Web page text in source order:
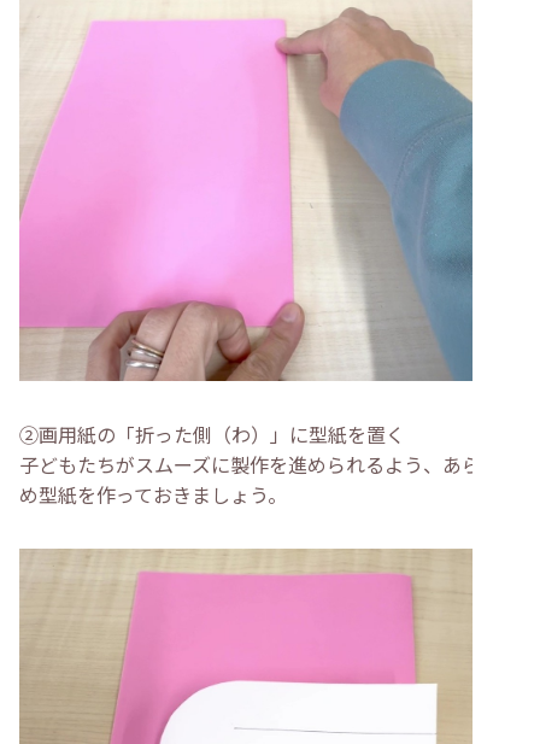
②画用紙の「折った側（わ）」に型紙を置く
子どもたちがスムーズに製作を進められるよう、あらかじ
め型紙を作っておきましょう。